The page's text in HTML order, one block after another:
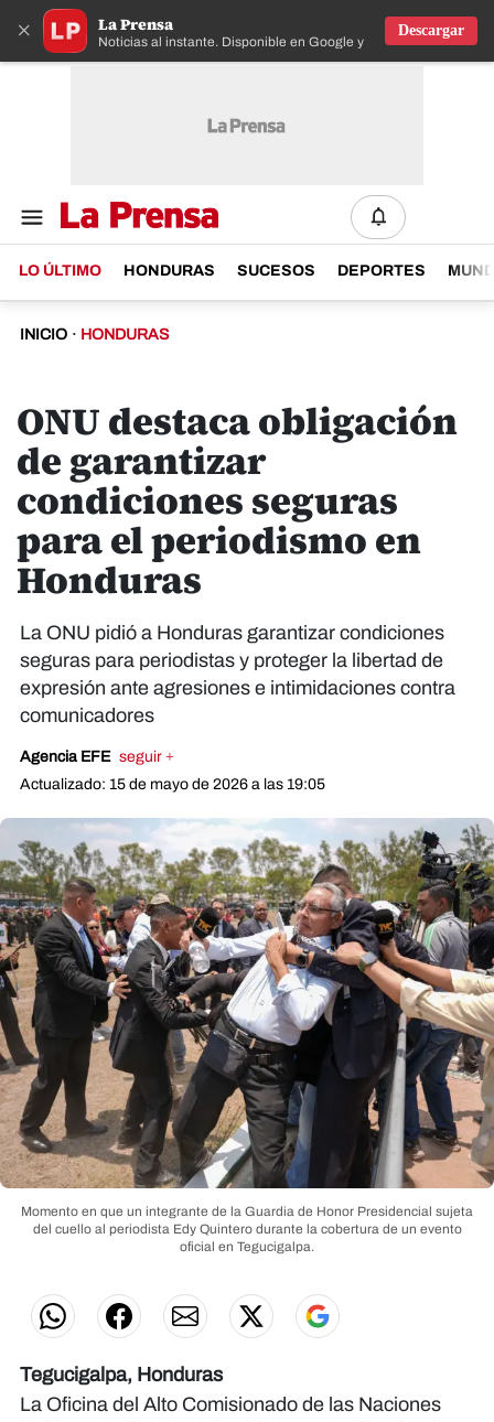
× La Prensa
Noticias al instante. Disponible en Google y IOS
Descargar
LO ÚLTIMO HONDURAS SUCESOS DEPORTES
INICIO · HONDURAS
ONU destaca obligación
de garantizar
condiciones seguras
para el periodismo en
Honduras
La ONU pidió a Honduras garantizar condiciones
seguras para periodistas y proteger la libertad de
expresión ante agresiones e intimidaciones contra
comunicadores
Agencia EFE seguir +
Actualizado: 15 de mayo de 2026 a las 19:05
Momento en que un integrante de la Guardia de Honor Presidencial sujeta
del cuello al periodista Edy Quintero durante la cobertura de un evento
oficial en Tegucigalpa.
Tegucigalpa, Honduras
La Oficina del Alto Comisionado de las Naciones